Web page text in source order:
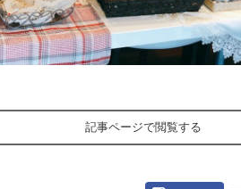
記事ページで閲覧する